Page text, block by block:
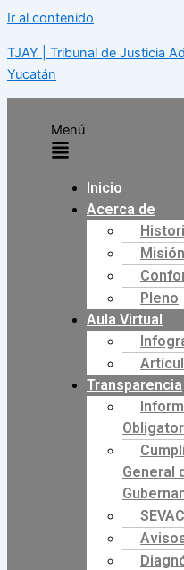
Ir al contenido
TJAY | Tribunal de Justicia
Yucatán
Menú
Inicio
Acerca de
Pleno
Aula Virtual
Transparencia
General
SEVAC